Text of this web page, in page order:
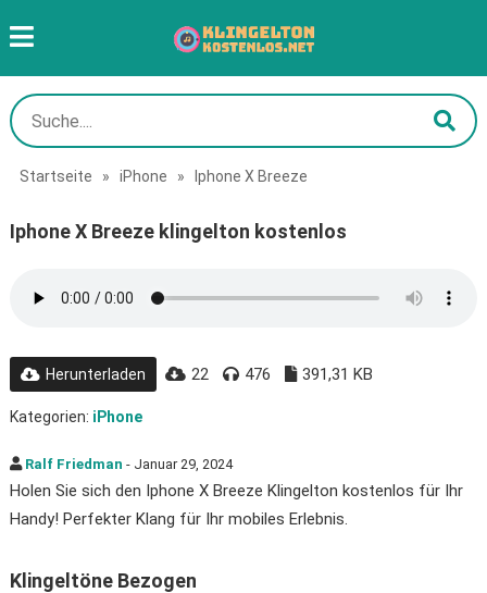
Startseite » iPhone » Iphone X Breeze
Iphone X Breeze klingelton kostenlos
Herunterladen 22 476 391,31 KB
Kategorien: iPhone
Ralf Friedman - Januar 29, 2024
Holen Sie sich den Iphone X Breeze Klingelton kostenlos für Ihr
Handy! Perfekter Klang für Ihr mobiles Erlebnis.
Klingeltöne Bezogen